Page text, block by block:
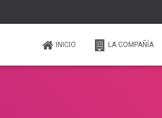
INICIO LA COMPAÑÍA